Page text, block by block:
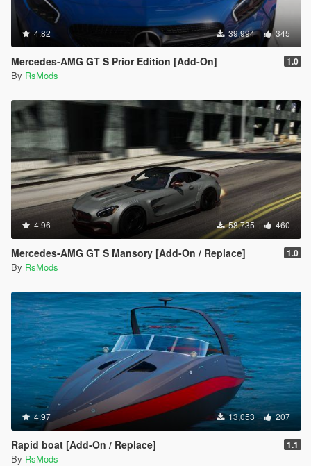
4.82 39,994 345
Mercedes-AMG GT S Prior Edition [Add-On] 1.0
By RsMods
4.96 58,735 460
Mercedes-AMG GT S Mansory [Add-On / Replace] 1.0
By RsMods
4.97 13,053 207
Rapid boat [Add-On / Replace] 1.1
By RsMods